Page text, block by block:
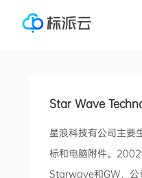
Star Wave
星浪科技有公司主要
标和电脑附件。
Starwave和GW，公